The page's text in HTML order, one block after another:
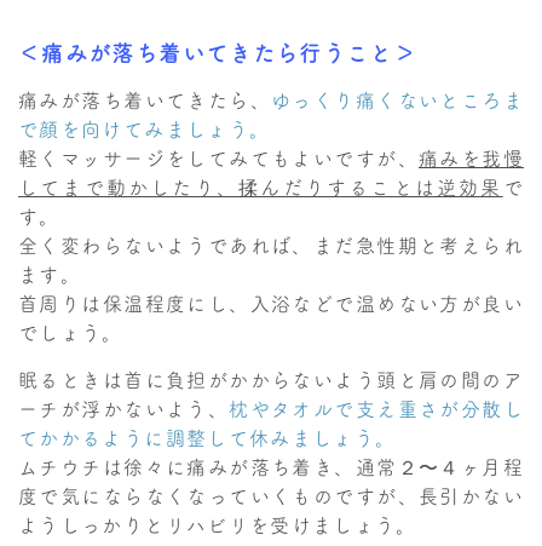
＜痛みが落ち着いてきたら行うこと＞
痛みが落ち着いてきたら、 ゆっくり痛くないところま
で顔を向けてみましょう。
軽くマッサージをしてみてもよいですが、 痛みを我慢
してまで動かしたり、揉んだりすることは逆効果 で
す。
全く変わらないようであれば、まだ急性期と考えられ
ます。
首周りは保温程度にし、入浴などで温めない方が良い
でしょう。
眠るときは首に負担がかからないよう頭と肩の間のア
ーチが浮かないよう、枕やタオルで支え重さが分散し
てかかるように調整して休みましょう。
ムチウチは徐々に痛みが落ち着き、通常２〜４ヶ月程
度で気にならなくなっていくものですが、長引かない
ようしっかりとリハビリを受けましょう。